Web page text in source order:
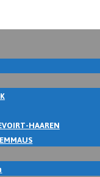
HAAREN